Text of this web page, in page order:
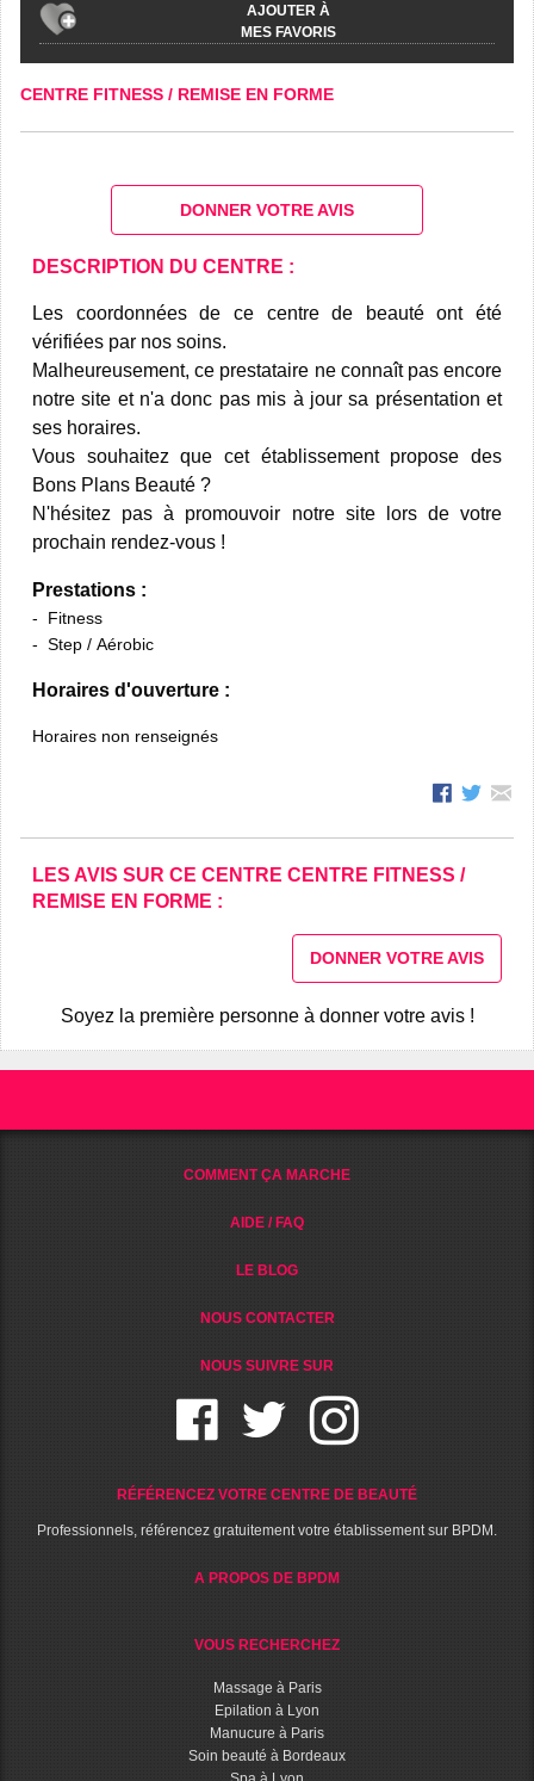
AJOUTER À
MES FAVORIS
CENTRE FITNESS / REMISE EN FORME
DONNER VOTRE AVIS
DESCRIPTION DU CENTRE :
Les coordonnées de ce centre de beauté ont été
vérifiées par nos soins.
Malheureusement, ce prestataire ne connaît pas encore
notre site et n'a donc pas mis à jour sa présentation et
ses horaires.
Vous souhaitez que cet établissement propose des
Bons Plans Beauté ?
N'hésitez pas à promouvoir notre site lors de votre
prochain rendez-vous !
Prestations :
Fitness
Step / Aérobic
Horaires d'ouverture :
Horaires non renseignés
LES AVIS SUR CE CENTRE CENTRE FITNESS /
REMISE EN FORME :
DONNER VOTRE AVIS
Soyez la première personne à donner votre avis !
COMMENT ÇA MARCHE
AIDE / FAQ
LE BLOG
NOUS CONTACTER
NOUS SUIVRE SUR
RÉFÉRENCEZ VOTRE CENTRE DE BEAUTÉ
Professionnels, référencez gratuitement votre établissement sur BPDM.
A PROPOS DE BPDM
VOUS RECHERCHEZ
Massage à Paris
Epilation à Lyon
Manucure à Paris
Soin beauté à Bordeaux